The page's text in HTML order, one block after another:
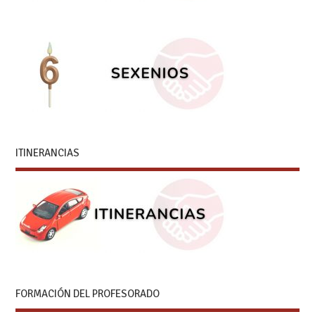
ITINERANCIAS
FORMACIÓN DEL PROFESORADO